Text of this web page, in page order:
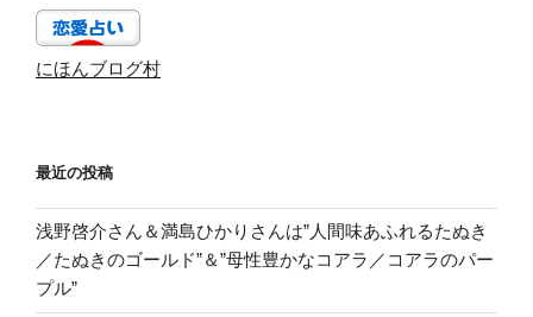
にほんブログ村
最近の投稿
浅野啓介さん＆満島ひかりさんは”人間味あふれるたぬき
／たぬきのゴールド”＆”母性豊かなコアラ／コアラのパー
プル”